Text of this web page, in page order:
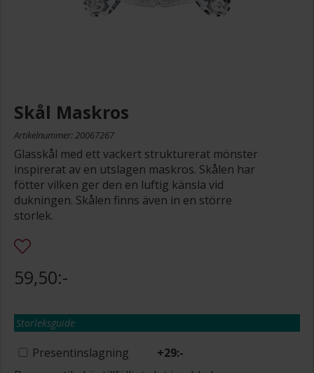
Skål Maskros
Artikelnummer: 20067267
Glasskål med ett vackert strukturerat mönster
inspirerat av en utslagen maskros. Skålen har
fötter vilken ger den en luftig känsla vid
dukningen. Skålen finns även in en större
storlek.
59,50:-
Storleksguide
Presentinslagning +29:-